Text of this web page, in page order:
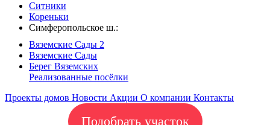
Ситники
Кореньки
Симферопольское ш.:
Вяземские Сады 2
Вяземские Сады
Берег Вяземскиx
Реализованные посёлки
Проекты домов Новости Акции О компании Контакты
Подобрать участок